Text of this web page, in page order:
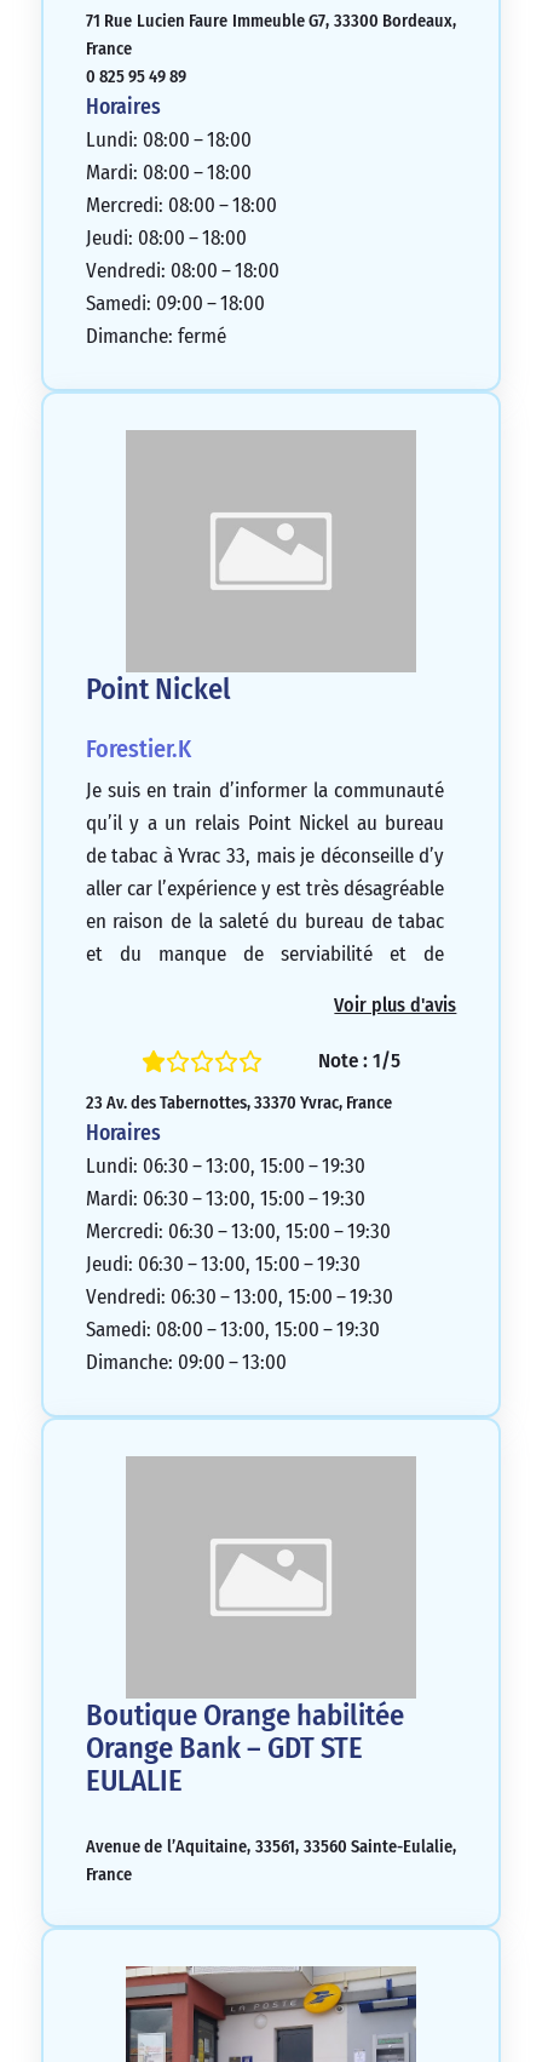
frais d’impayé alors que la totalité avait
été réglée. J’ai dû payer 50 euros de frais
alors que c’était eux qui m’ont dit
d’attendre. Au téléphone, ils n’ont rien
voulu entendre. Ils sont bons pour
prendre de l’argent, mais pour donner de
bons renseignements, ils ont encore
beaucoup de choses à revoir.
71 Rue Lucien Faure Immeuble G7, 33300 Bordeaux,
France
0 825 95 49 89
Horaires
Lundi: 08:00 – 18:00
Mardi: 08:00 – 18:00
Mercredi: 08:00 – 18:00
Jeudi: 08:00 – 18:00
Vendredi: 08:00 – 18:00
Samedi: 09:00 – 18:00
Dimanche: fermé
Point Nickel
Forestier.K
Je suis en train d’informer la communauté
qu’il y a un relais Point Nickel au bureau
de tabac à Yvrac 33, mais je déconseille d’y
aller car l’expérience y est très désagréable
en raison de la saleté du bureau de tabac
et du manque de serviabilité et de
bar. Il est préférable de l’éviter.
Voir plus d'avis
Note : 1/5
23 Av. des Tabernottes, 33370 Yvrac, France
Horaires
Lundi: 06:30 – 13:00, 15:00 – 19:30
Mardi: 06:30 – 13:00, 15:00 – 19:30
Mercredi: 06:30 – 13:00, 15:00 – 19:30
Jeudi: 06:30 – 13:00, 15:00 – 19:30
Vendredi: 06:30 – 13:00, 15:00 – 19:30
Samedi: 08:00 – 13:00, 15:00 – 19:30
Dimanche: 09:00 – 13:00
Boutique Orange habilitée
Orange Bank – GDT STE
EULALIE
Avenue de l’Aquitaine, 33561, 33560 Sainte-Eulalie,
France